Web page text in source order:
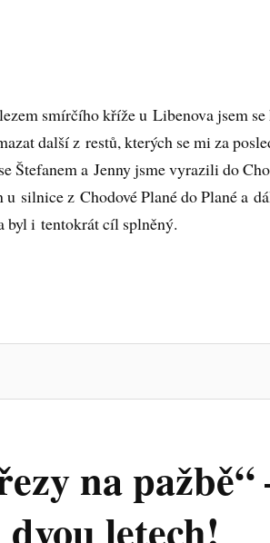
smírčího kříže u Libenova jsem se
další z restů, kterých se mi za
Štefanem a Jenny jsme vyrazili do
silnice z Chodové Plané do Plané a
byl i tentokrát cíl splněný.
na pažbě“
letech!